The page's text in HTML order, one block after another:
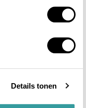
Details tonen